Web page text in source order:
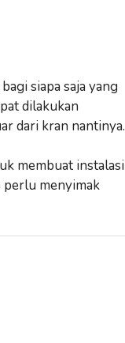
siapa saja yang
dilakukan
dari kran nantinya.
membuat instalasi
perlu menyimak